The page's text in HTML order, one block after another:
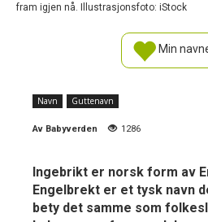
fram igjen nå. Illustrasjonsfoto: iStock
Min
Navn Guttenavn
Av Babyverden 1286
Ingebrikt er norsk form av
Engelbrekt er et tysk navn
bety det samme som